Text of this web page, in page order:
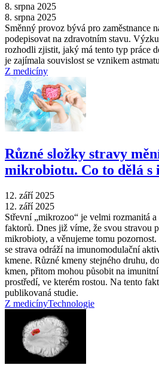
8. srpna 2025
8. srpna 2025
Směnný provoz bývá pro zaměstnance
podepisovat na zdravotním stavu.
rozhodli zjistit, jaký má tento typ práce
je zajímala souvislost se vznikem
Z medicíny
Různé složky stravy
mikrobiotu. Co to dělá s
12. září 2025
12. září 2025
Střevní „mikrozoo“ je velmi rozmanitá
faktorů. Dnes již víme, že svou stravou
mikrobioty, a věnujeme tomu
se strava odráží na imunomodulační
kmene. Různé kmeny stejného druhu,
kmen, přitom mohou působit na
prostředí, ve kterém rostou. Na tento
publikovaná studie.
Z medicínyTechnologie